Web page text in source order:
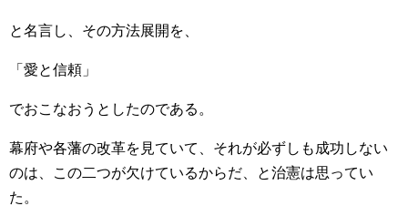
と名言し、その方法展開を、
「愛と信頼」
でおこなおうとしたのである。
幕府や各藩の改革を見ていて、それが必ずしも成功しない
のは、この二つが欠けているからだ、と治憲は思ってい
た。